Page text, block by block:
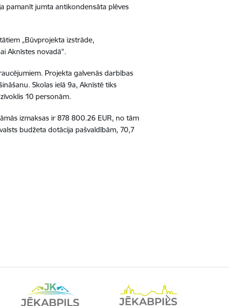
pamanīt jumta antikondensāta plēves
ātiem „Būvprojekta izstrāde,
Aknīstes novadā".
ējumiem. Projekta galvenās darbības
ināšanu. Skolas ielā 9a, Aknīstētiks
īvoklis 10 personām.
āmās izmaksas ir 878 800.26 EUR, no tām
budžeta dotācija pašvaldībām, 70,7